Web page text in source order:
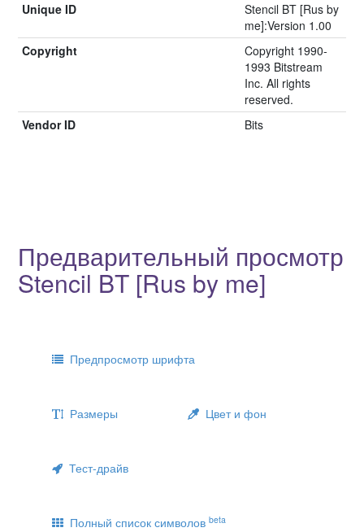
Unique ID
Stencil BT [Rus by
me]:Version 1.00
Copyright
Copyright 1990-
1993 Bitstream
Inc. All rights
reserved.
Vendor ID
Bits
Предварительный просмотр
Stencil BT [Rus by me]
Предпросмотр шрифта
Размеры Цвет и фон
Тест-драйв
Полный список символов beta